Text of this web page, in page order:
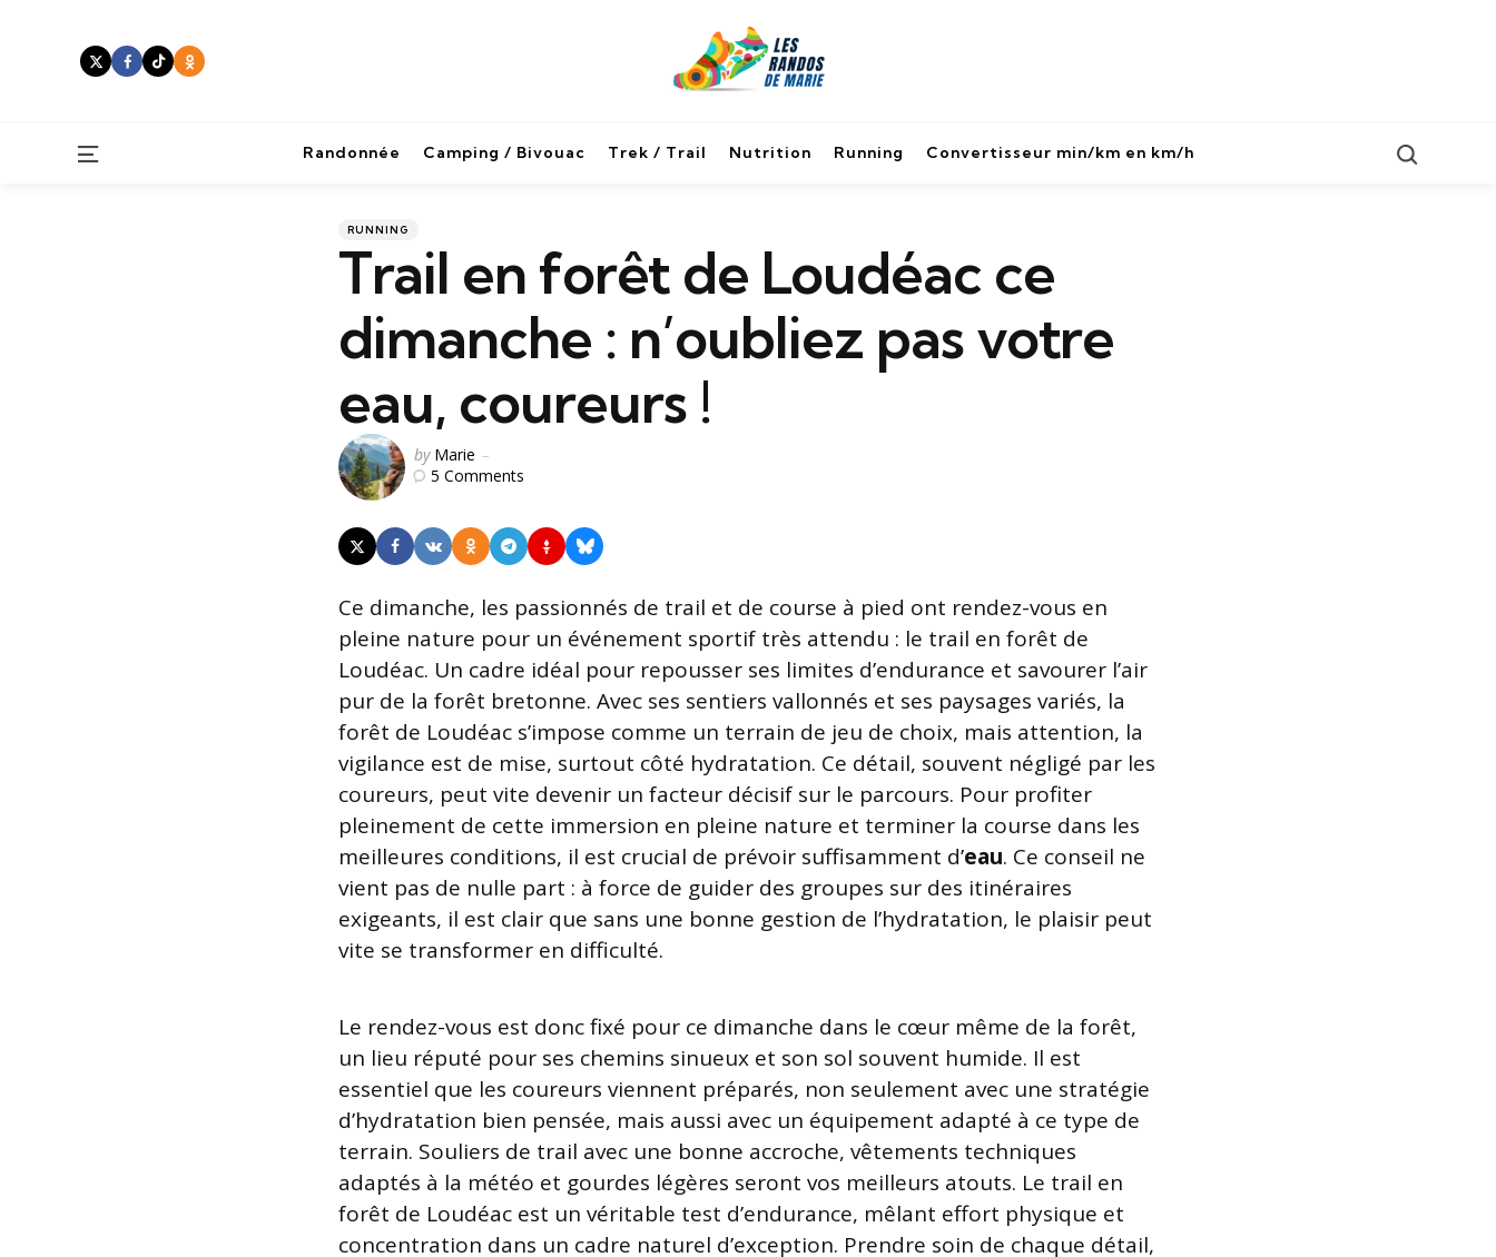
Menu Randonnée Camping / Bivouac Trek / Trail Nutrition Running Convertisseur min/km en km/h
Categories
Posted
RUNNING
Trail en forêt de Loudéac ce
dimanche : n’oubliez pas votre
eau, coureurs !
Posted
by
by Marie
5 Comments
Ce dimanche, les passionnés de trail et de course à pied ont rendez-vous en
pleine nature pour un événement sportif très attendu : le trail en forêt de
Loudéac. Un cadre idéal pour repousser ses limites d’endurance et savourer l’air
pur de la forêt bretonne. Avec ses sentiers vallonnés et ses paysages variés, la
forêt de Loudéac s’impose comme un terrain de jeu de choix, mais attention, la
vigilance est de mise, surtout côté hydratation. Ce détail, souvent négligé par les
coureurs, peut vite devenir un facteur décisif sur le parcours. Pour profiter
pleinement de cette immersion en pleine nature et terminer la course dans les
meilleures conditions, il est crucial de prévoir suffisamment d’eau. Ce conseil ne
vient pas de nulle part : à force de guider des groupes sur des itinéraires
exigeants, il est clair que sans une bonne gestion de l’hydratation, le plaisir peut
vite se transformer en difficulté.
Le rendez-vous est donc fixé pour ce dimanche dans le cœur même de la forêt,
un lieu réputé pour ses chemins sinueux et son sol souvent humide. Il est
essentiel que les coureurs viennent préparés, non seulement avec une stratégie
d’hydratation bien pensée, mais aussi avec un équipement adapté à ce type de
terrain. Souliers de trail avec une bonne accroche, vêtements techniques
adaptés à la météo et gourdes légères seront vos meilleurs atouts. Le trail en
forêt de Loudéac est un véritable test d’endurance, mêlant effort physique et
concentration dans un cadre naturel d’exception. Prendre soin de chaque détail,